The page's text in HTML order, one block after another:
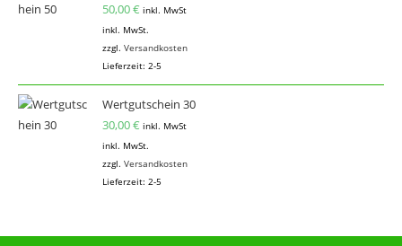
50,00€ inkl. MwSt
inkl. MwSt.
zzgl. Versandkosten
Lieferzeit: 2-5
Wertgutschein 30
30,00€ inkl. MwSt
inkl. MwSt.
zzgl. Versandkosten
Lieferzeit: 2-5